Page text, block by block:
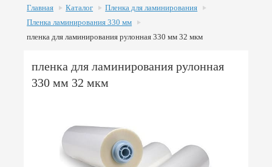
Главная Каталог
Пленка для ламинирования
Пленка ламинирования 330 мм
пленка для ламинирования рулонная 330 мм 32 мкм
пленка для ламинирования рулонная
330 мм 32 мкм